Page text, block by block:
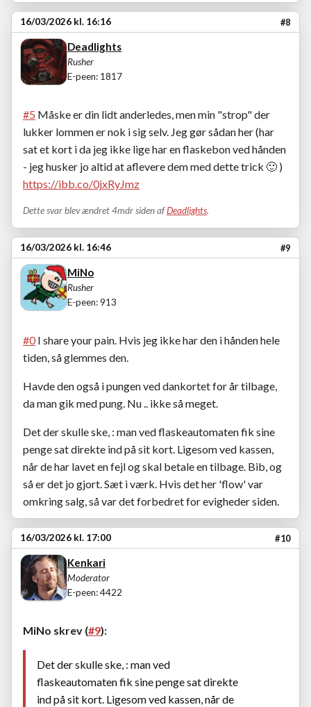
16/03/2026 kl. 16:16 #8
Deadlights
Rusher
E-peen: 1817
#5 Måske er din lidt anderledes, men min "strop" der
lukker lommen er nok i sig selv. Jeg gør sådan her (har
sat et kort i da jeg ikke lige har en flaskebon ved hånden
- jeg husker jo altid at aflevere dem med dette trick 🙂 )
https://ibb.co/0jxRyJmz
Dette svar blev ændret 4mdr siden afDeadlights.
16/03/2026 kl. 16:46 #9
MiNo
Rusher
E-peen: 913
#0I share your pain. Hvis jeg ikke har den i hånden hele
tiden, så glemmes den.
Havde den også i pungen ved dankortet for år tilbage,
da man gik med pung. Nu .. ikke så meget.
Det der skulle ske, : man ved flaskeautomaten fik sine
penge sat direkte ind på sit kort. Ligesom ved kassen,
når de har lavet en fejl og skal betale en tilbage. Bib, og
så er det jo gjort. Sæt i værk. Hvis det her 'flow' var
omkring salg, så var det forbedret for evigheder siden.
16/03/2026 kl. 17:00 #10
Kenkari
Moderator
E-peen: 4422
MiNo skrev (#9):
Det der skulle ske, : man ved
flaskeautomaten fik sine penge sat direkte
ind på sit kort. Ligesom ved kassen, når de